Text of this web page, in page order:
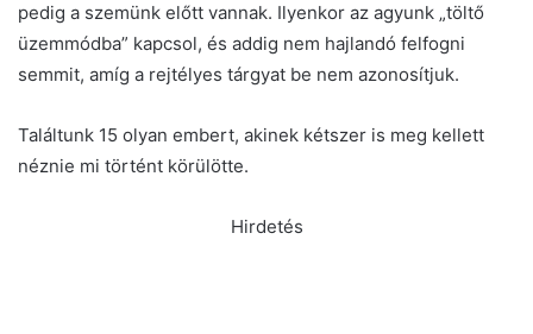
pedig a szemünk előtt vannak. Ilyenkor az agyunk „töltő
üzemmódba” kapcsol, és addig nem hajlandó felfogni
semmit, amíg a rejtélyes tárgyat be nem azonosítjuk.
Találtunk 15 olyan embert, akinek kétszer is meg kellett
néznie mi történt körülötte.
Hirdetés